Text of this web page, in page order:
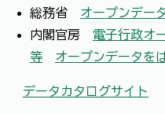
総務省 オープンデー
内閣官房 電子行政オ
等
オープンデータを
データカタログサイト